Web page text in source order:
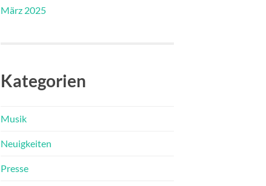
März 2025
Kategorien
Musik
Neuigkeiten
Presse